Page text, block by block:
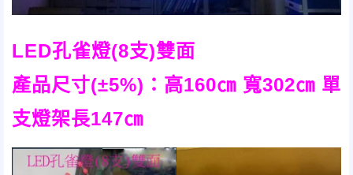
LED孔雀燈(8支)雙面
產品尺寸(±5%)：高160㎝ 寬302㎝ 單
支燈架長147㎝
橢圓LED電路板 寬6㎝ 長7.2㎝